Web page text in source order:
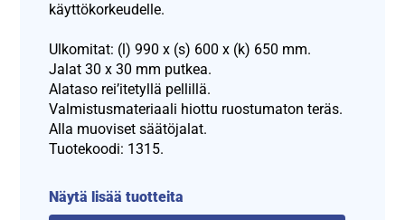
käyttökorkeudelle.
Ulkomitat: (l) 990 x (s) 600 x (k) 650 mm.
Jalat 30 x 30 mm putkea.
Alataso rei’itetyllä pellillä.
Valmistusmateriaali hiottu ruostumaton teräs.
Alla muoviset säätöjalat.
Tuotekoodi: 1315.
Näytä lisää tuotteita